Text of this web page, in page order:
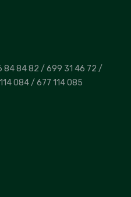
84 84 82 / 699 31 46 72 /
084 / 677 114 085